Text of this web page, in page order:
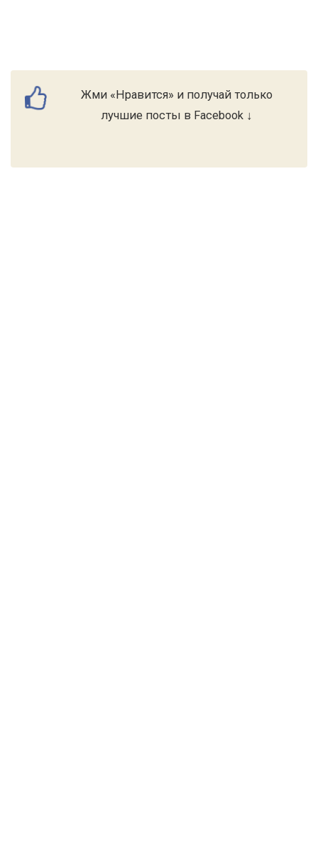
Жми «Нравится» и получай только
лучшие посты в Facebook ↓